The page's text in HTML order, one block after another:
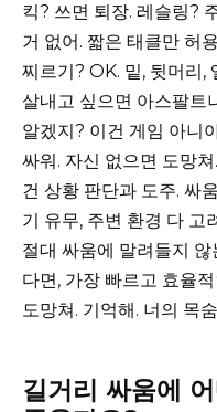
킥? 쓰면 퇴장. 레슬링?
거 없어. 짧은 태클만 허
찌르기? OK. 밑, 뒷머리,
살내고 싶으면 아스팔트
알겠지? 이건 게임 아니
싸워. 자신 없으면 도망
건 상황 판단과 도주. 싸
기 유무, 주변 환경 다 고
절대 싸움에 말려들지
다면, 가장 빠르고 효율
도망쳐. 기억해. 너의 목
길거리 싸움에